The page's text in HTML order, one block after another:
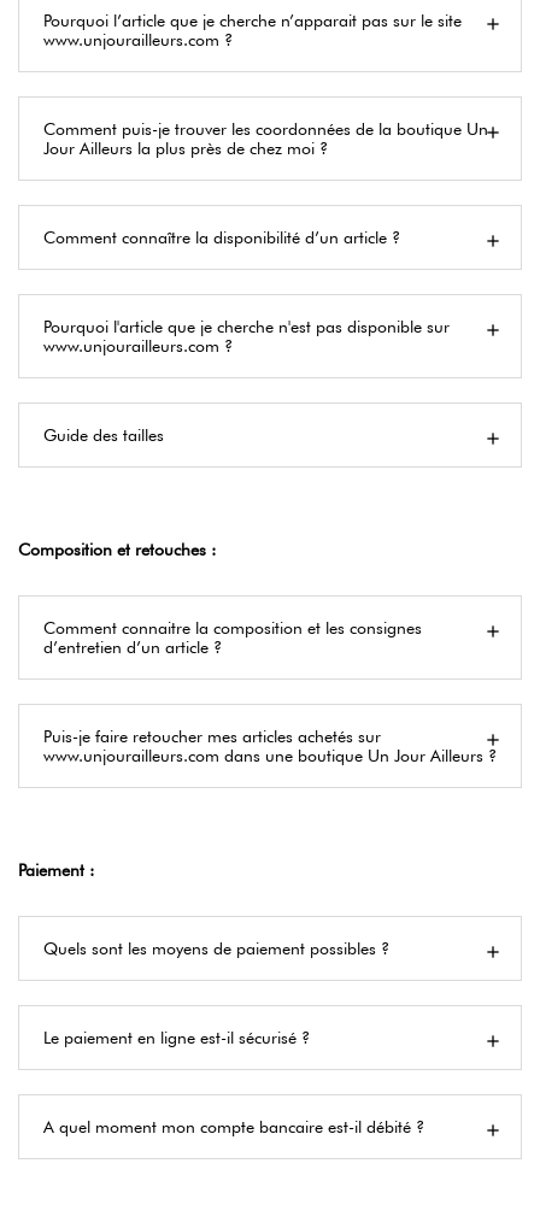
Pourquoi l’article que je cherche n’apparait pas sur le site
www.unjourailleurs.com ?
Comment puis-je trouver les coordonnées de la boutique Un
Jour Ailleurs la plus près de chez moi ?
Comment connaître la disponibilité d’un article ?
Pourquoi l'article que je cherche n'est pas disponible sur
www.unjourailleurs.com ?
Guide des tailles
Composition et retouches :
Comment connaitre la composition et les consignes
d’entretien d’un article ?
Puis-je faire retoucher mes articles achetés sur
www.unjourailleurs.com dans une boutique Un Jour Ailleurs ?
Paiement :
Quels sont les moyens de paiement possibles ?
Le paiement en ligne est-il sécurisé ?
A quel moment mon compte bancaire est-il débité ?